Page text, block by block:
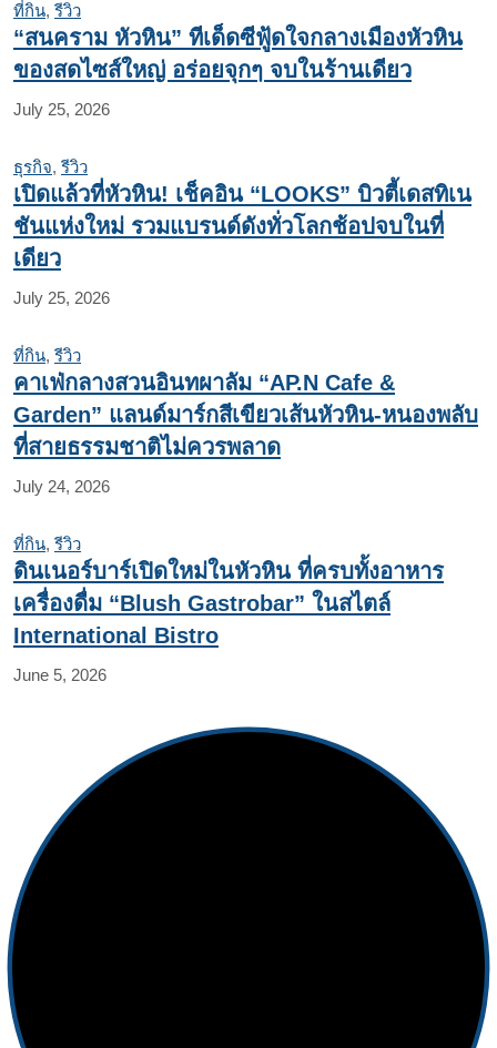
ที่กิน, รีวิว
“สนคราม หัวหิน” ทีเด็ดซีฟู้ดใจกลางเมืองหัวหิน
ของสดไซส์ใหญ่ อร่อยจุกๆ จบในร้านเดียว
July 25, 2026
ธุรกิจ, รีวิว
เปิดแล้วที่หัวหิน! เช็คอิน “LOOKS” บิวตี้เดสทิเน
ชันแห่งใหม่ รวมแบรนด์ดังทั่วโลกช้อปจบในที่
เดียว
July 25, 2026
ที่กิน, รีวิว
คาเฟ่กลางสวนอินทผาลัม “AP.N Cafe &
Garden” แลนด์มาร์กสีเขียวเส้นหัวหิน-หนองพลับ
ที่สายธรรมชาติไม่ควรพลาด
July 24, 2026
ที่กิน, รีวิว
ดินเนอร์บาร์เปิดใหม่ในหัวหิน ที่ครบทั้งอาหาร
เครื่องดื่ม “Blush Gastrobar” ในสไตล์
International Bistro
June 5, 2026